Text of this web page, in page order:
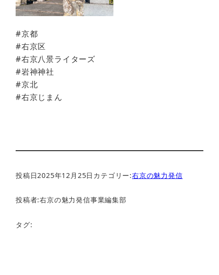
#京都
#右京区
#右京八景ライターズ
#岩神神社
#京北
#右京じまん
投稿日2025年12月25日 カテゴリー:右京の魅力発信
投稿者:右京の魅力発信事業編集部
タグ: